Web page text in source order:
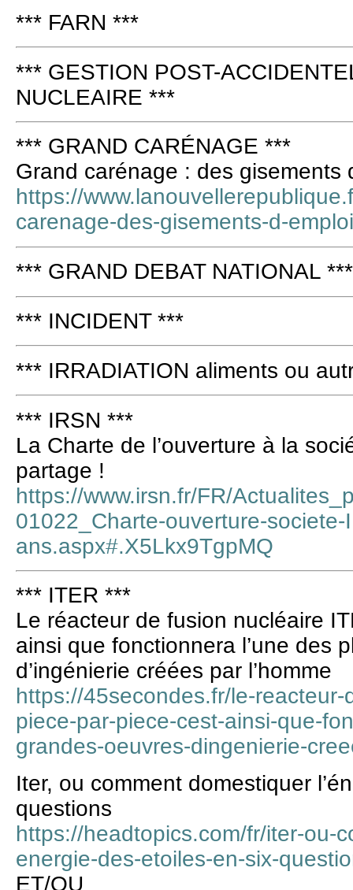
*** FARN ***
*** GESTION POST-
NUCLEAIRE ***
*** GRAND CARÉNAGE ***
Grand carénage : des gisements
https://
carenage-des-gisements-d-
*** GRAND DEBAT NATIONAL ***
*** INCIDENT ***
*** IRRADIATION aliments ou
*** IRSN ***
La Charte de l’ouverture à la
partage !
https://www.irsn.fr/FR/
01022_Charte-ouverture-societe-
ans.aspx#.X5Lkx9TgpMQ
*** ITER ***
Le réacteur de fusion nucléaire
ainsi que fonctionnera l’une des
d’ingénierie créées par l’homme
https://45secondes.fr/le-
piece-par-piece-cest-ainsi-que-
grandes-oeuvres-dingenierie-
Iter, ou comment domestiquer
questions
https://headtopics.com/fr/iter-ou-
energie-des-etoiles-en-six-
ET/OU